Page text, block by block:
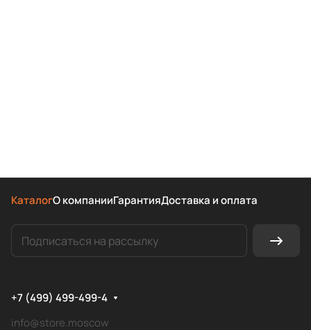
КаталогО компанииГарантияДоставка и оплата
+7 (499) 499-499-4
info@store.moscow